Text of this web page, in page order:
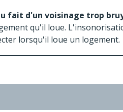
fait d'un voisinage trop
qu'il loue.
lorsqu'il loue un logement.